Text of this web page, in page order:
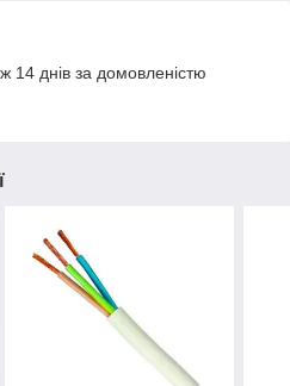
14 днів за домовленістю